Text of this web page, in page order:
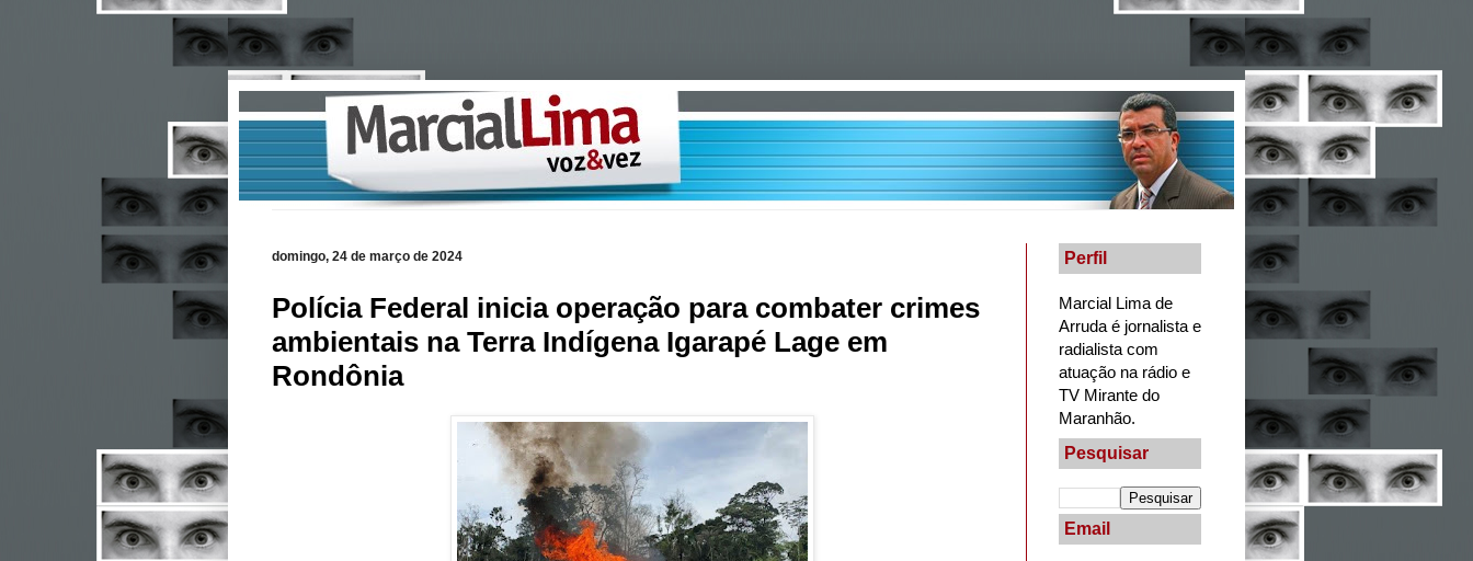
domingo, 24 de março de 2024
Polícia Federal inicia operação para combater crimes
ambientais na Terra Indígena Igarapé Lage em
Rondônia
Perfil
Marcial Lima de
Arruda é jornalista e
radialista com
atuação na rádio e
TV Mirante do
Maranhão.
Pesquisar
Email